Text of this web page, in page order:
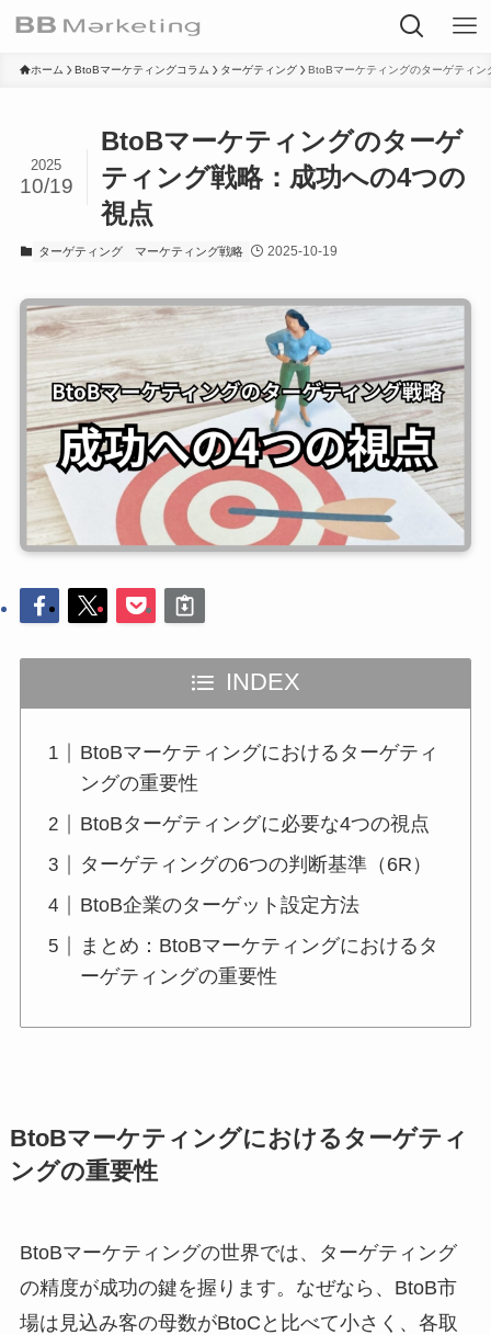
ホーム BtoBマーケティングコラム ターゲティング BtoBマーケティングのターゲティン
BtoBマーケティングのターゲ
ティング戦略：成功への4つの
視点
2025
10/19
ターゲティング マーケティング戦略 2025-10-19
INDEX
BtoBマーケティングにおけるターゲティ
ングの重要性
BtoBターゲティングに必要な4つの視点
ターゲティングの6つの判断基準（6R）
BtoB企業のターゲット設定方法
まとめ：BtoBマーケティングにおけるタ
ーゲティングの重要性
BtoBマーケティングにおけるターゲティ
ングの重要性
BtoBマーケティングの世界では、ターゲティング
の精度が成功の鍵を握ります。なぜなら、BtoB市
場は見込み客の母数がBtoCと比べて小さく、各取